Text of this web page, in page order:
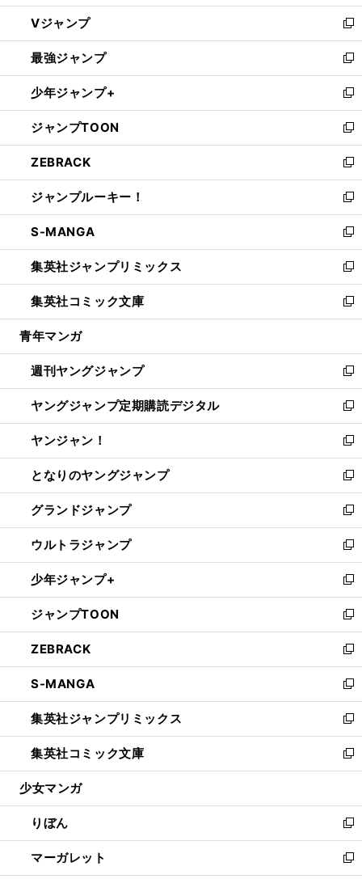
ウ
ィ
ン
ド
ウ
で
開
く
し
い
ウ
ィ
ン
ド
ウ
で
開
く
Vジャンプ
新
し
い
ウ
ィ
ン
ド
ウ
で
開
く
最強ジャンプ
新
し
い
ウ
ィ
ン
ド
ウ
で
開
く
少年ジャンプ+
新
し
い
ウ
ィ
ン
ド
ウ
で
開
く
ジャンプTOON
新
し
い
ウ
ィ
ン
ド
ウ
で
開
く
ZEBRACK
新
し
い
ウ
ィ
ン
ド
ウ
で
開
ジャンプルーキー！
新
し
い
ウ
ィ
ン
ド
ウ
開
く
S-MANGA
新
し
い
ウ
ィ
ン
ウ
で
開
く
集英社ジャンプリミックス
新
し
い
ウ
ン
ド
ウ
で
開
く
集英社コミック文庫
新
し
ウ
ィ
ン
ド
ウ
で
開
く
青年マンガ
週刊ヤングジャンプ
新
し
い
ウ
ィ
ン
ド
ウ
で
開
く
ヤングジャンプ定期購読デジタル
新
し
い
ウ
ィ
ン
ド
ウ
で
開
く
ヤンジャン！
新
し
い
ウ
ィ
ン
ド
ウ
で
開
く
となりのヤングジャンプ
新
し
い
ウ
ィ
ン
ド
ウ
で
開
く
グランドジャンプ
新
し
い
ウ
ィ
ン
ド
ウ
で
開
く
ウルトラジャンプ
新
し
い
ウ
ィ
ン
ド
ウ
で
開
く
少年ジャンプ+
新
し
い
ウ
ィ
ン
ド
ウ
で
開
く
ジャンプTOON
新
し
い
ウ
ィ
ン
ド
ウ
で
開
ZEBRACK
新
し
い
ウ
ィ
ン
ド
ウ
開
く
S-MANGA
新
し
い
ウ
ィ
ン
ウ
で
開
く
集英社ジャンプリミックス
新
し
い
ウ
ン
ド
ウ
で
開
集英社コミック文庫
新
し
ウ
ィ
ン
ド
ウ
少女マンガ
りぼん
新
し
い
マーガレット
新